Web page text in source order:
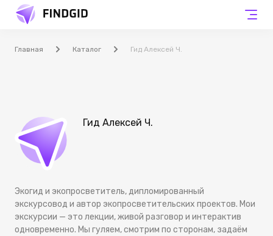
Главная Каталог Гид Алексей Ч.
Гид Алексей Ч.
Экогид и экопросветитель, дипломированный
экскурсовод и автор экопросветительских проектов. Мои
экскурсии — это лекции, живой разговор и интерактив
одновременно. Мы гуляем, смотрим по сторонам, задаём